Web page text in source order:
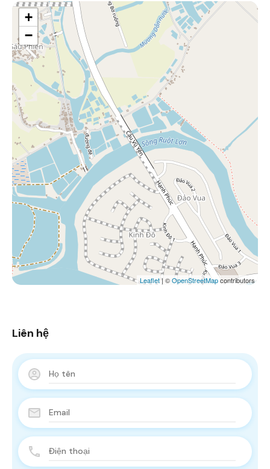
+
−
Leaflet| ©OpenStreetMapcontributors
Liên hệ